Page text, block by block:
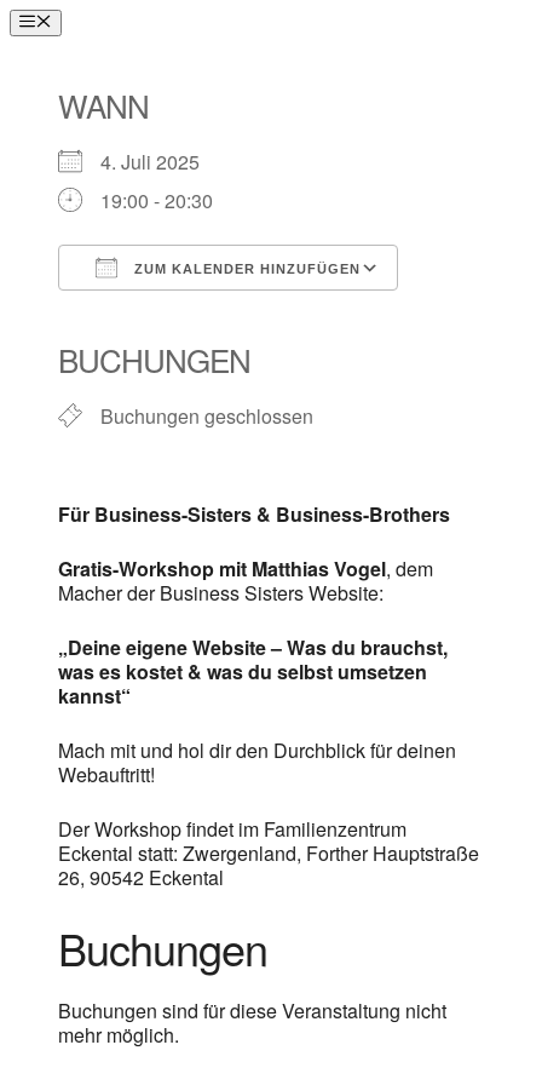
Zum
Inhalt
Menü
WANN
4. Juli 2025
19:00 - 20:30
ZUM KALENDER HINZUFÜGEN
BUCHUNGEN
Buchungen geschlossen
Für Business-Sisters & Business-Brothers
Gratis-Workshop mit Matthias Vogel, dem
Macher der Business Sisters Website:
„Deine eigene Website – Was du brauchst,
was es kostet & was du selbst umsetzen
kannst“
Mach mit und hol dir den Durchblick für deinen
Webauftritt!
Der Workshop findet im Familienzentrum
Eckental statt: Zwergenland, Forther Hauptstraße
26, 90542 Eckental
Buchungen
Buchungen sind für diese Veranstaltung nicht
mehr möglich.